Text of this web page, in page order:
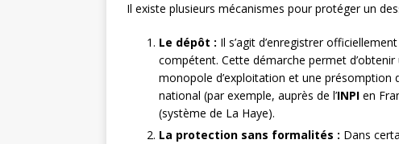
Il existe plusieurs mécanismes pour protéger un
Le dépôt : Il s’agit d’enregistrer
compétent. Cette démarche permet
monopole d’exploitation et une
national (par exemple, auprès de l’INPI en
(système de La Haye).
La protection sans formalités : Dans